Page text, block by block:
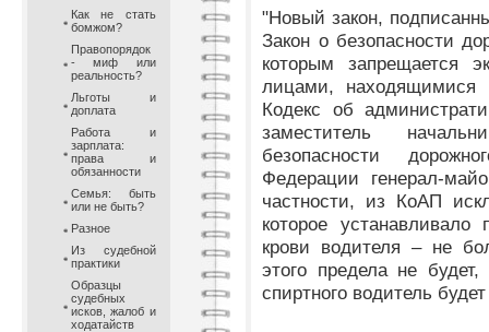
Как не стать
бомжом?
Правопорядок
- миф или
реальность?
Льготы и
доплата
Работа и
зарплата:
права и
обязанности
Семья: быть
или не быть?
Разное
Из судебной
практики
Образцы
судебных
исков, жалоб и
ходатайств
"Новый закон,
Закон о безопасности
которым запрещается
лицами, находящимися
Кодекс об
заместитель
безопасности
Федерации генерал-
частности, из КоАП
которое устанавливало
крови водителя – не
этого предела не
спиртного водитель